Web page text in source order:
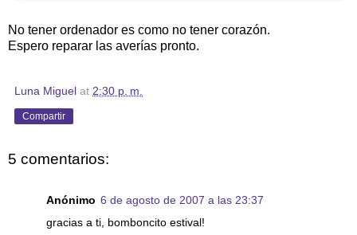
No tener ordenador es como no tener corazón.
Espero reparar las averías pronto.
Luna Miguel at 2:30 p. m.
Compartir
5 comentarios:
Anónimo 6 de agosto de 2007 a las 23:37
gracias a ti, bomboncito estival!